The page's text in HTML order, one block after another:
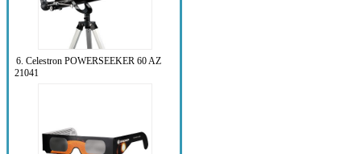
6. Celestron POWERSEEKER 60 AZ
21041